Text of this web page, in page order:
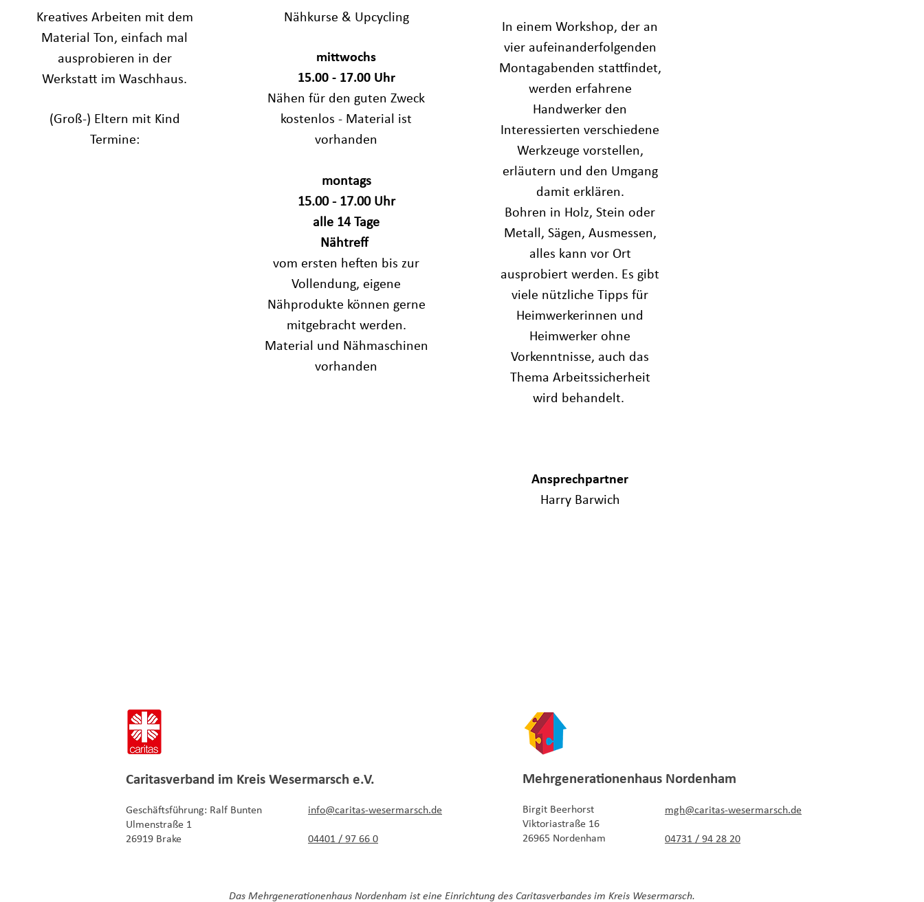
Kreatives Arbeiten mit dem
Material Ton, einfach mal
ausprobieren in der
Werkstatt im Waschhaus.
(Groß-) Eltern mit Kind
Termine:
Nähkurse & Upcycling
mittwochs
15.00 - 17.00 Uhr
Nähen für den guten Zweck
kostenlos - Material ist
vorhanden
montags
15.00 - 17.00 Uhr
alle 14 Tage
Nähtreff
vom ersten heften bis zur
Vollendung, eigene
Nähprodukte können gerne
mitgebracht werden.
Material und Nähmaschinen
vorhanden
In einem Workshop, der an
vier aufeinanderfolgenden
Montagabenden stattfindet,
werden erfahrene
Handwerker den
Interessierten verschiedene
Werkzeuge vorstellen,
erläutern und den Umgang
damit erklären.
Bohren in Holz, Stein oder
Metall, Sägen, Ausmessen,
alles kann vor Ort
ausprobiert werden. Es gibt
viele nützliche Tipps für
Heimwerkerinnen und
Heimwerker ohne
Vorkenntnisse, auch das
Thema Arbeitssicherheit
wird behandelt.
Ansprechpartner
Harry Barwich
Caritasverband im Kreis Wesermarsch e.V.
Geschäftsführung: Ralf Bunten
Ulmenstraße 1
26919 Brake
info@caritas-wesermarsch.de
04401 / 97 66 0
Mehrgenerationenhaus Nordenham
Birgit Beerhorst
Viktoriastraße 16
26965 Nordenham
mgh@caritas-wesermarsch.de
04731 / 94 28 20
Das Mehrgenerationenhaus Nordenham ist eine Einrichtung des Caritasverbandes im Kreis Wesermarsch.